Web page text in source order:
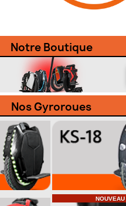
Notre Boutique
Nos Gyroroues
NOUVEAU